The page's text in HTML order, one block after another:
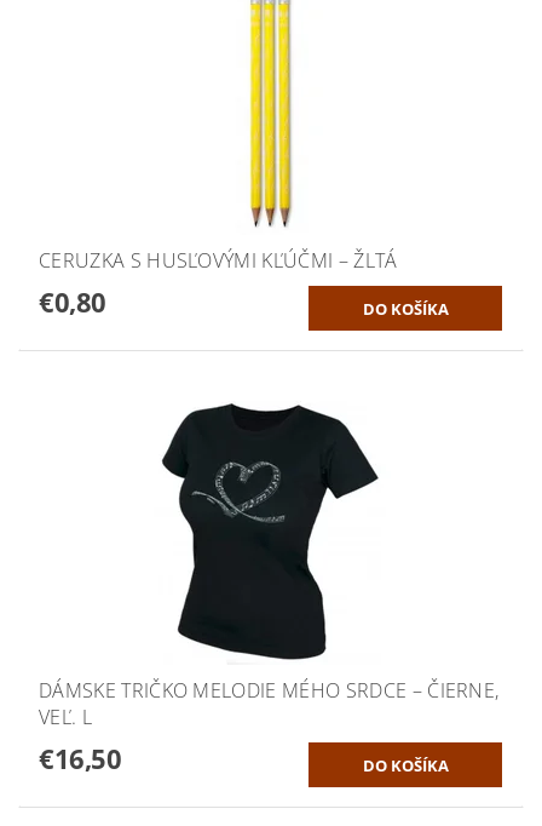
CERUZKA S HUSĽOVÝMI KĽÚČMI – ŽLTÁ
€0,80
DÁMSKE TRIČKO MELODIE MÉHO SRDCE – ČIERNE,
VEĽ. L
€16,50